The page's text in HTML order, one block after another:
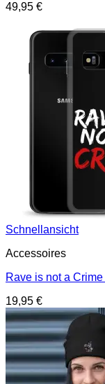
49,95 €
Schnellansicht
Accessoires
Rave is not a
19,95 €